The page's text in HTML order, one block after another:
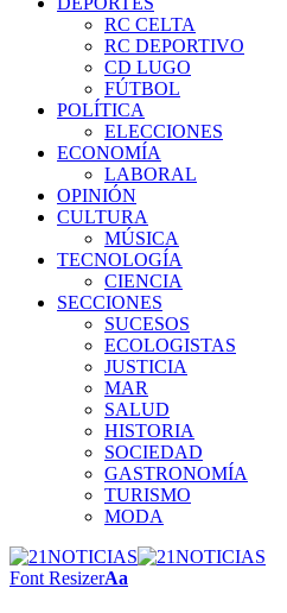
RC CELTA
RC DEPORTIVO
CD LUGO
FÚTBOL
POLÍTICA
ELECCIONES
ECONOMÍA
LABORAL
OPINIÓN
CULTURA
MÚSICA
TECNOLOGÍA
CIENCIA
SECCIONES
SUCESOS
ECOLOGISTAS
JUSTICIA
MAR
SALUD
HISTORIA
SOCIEDAD
GASTRONOMÍA
TURISMO
MODA
Font ResizerAa